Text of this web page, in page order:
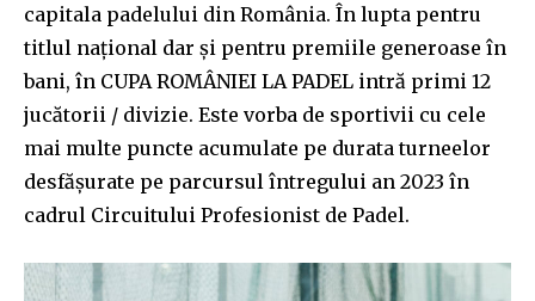
capitala padelului din România. În lupta pentru
titlul național dar și pentru premiile generoase în
bani, în CUPA ROMÂNIEI LA PADEL intră primi 12
jucătorii / divizie. Este vorba de sportivii cu cele
mai multe puncte acumulate pe durata turneelor
desfășurate pe parcursul întregului an 2023 în
cadrul Circuitului Profesionist de Padel.